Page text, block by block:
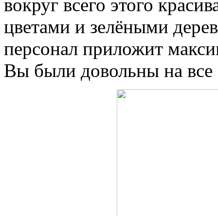
вокруг всего этого
цветами и зелёными
персонал приложит
Вы были довольны на все